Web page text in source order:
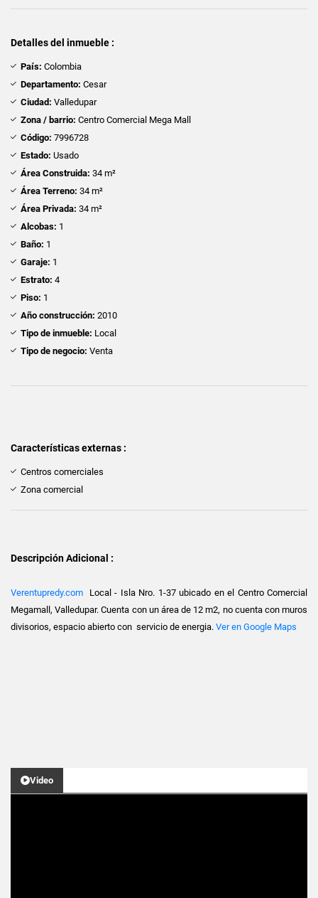
Detalles del inmueble :
País: Colombia
Departamento: Cesar
Ciudad: Valledupar
Zona / barrio: Centro Comercial Mega Mall
Código: 7996728
Estado: Usado
Área Construida: 34 m²
Área Terreno: 34 m²
Área Privada: 34 m²
Alcobas: 1
Baño: 1
Garaje: 1
Estrato: 4
Piso: 1
Año construcción: 2010
Tipo de inmueble: Local
Tipo de negocio: Venta
Características externas :
Centros comerciales
Zona comercial
Descripción Adicional :
Verentupredy.com Local - Isla Nro. 1-37 ubicado en el Centro Comercial
Megamall, Valledupar. Cuenta con un área de 12 m2, no cuenta con muros
divisorios, espacio abierto con servicio de energia. Ver en Google Maps
Video